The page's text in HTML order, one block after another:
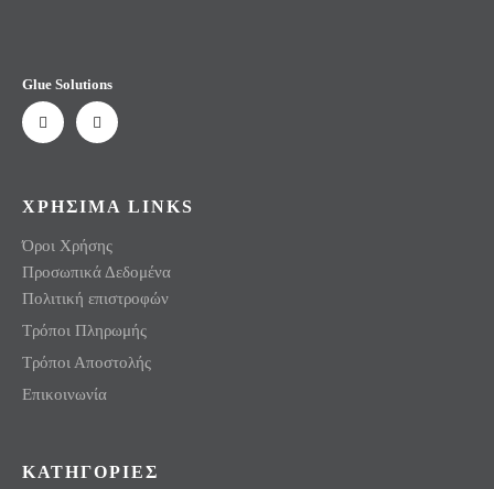
Glue Solutions
ΧΡΗΣΙΜΑ LINKS
Όροι Χρήσης
Προσωπικά Δεδομένα
Πολιτική επιστροφών
Τρόποι Πληρωμής
Τρόποι Αποστολής
Επικοινωνία
ΚΑΤΗΓΟΡΙΕΣ